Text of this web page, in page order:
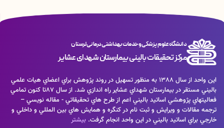
دانشگاه علوم پزشکی و خدمات بهداشتی درمانی لرستان
مرکز تحقیقات بالینی بیمارستان شهدای عشایر
اين واحد از سال 1388 به منظور تسهيل در روند پژوهش براي اعضاي هيات علمي
باليني مستقر در بيمارستان شهداي عشاير راه اندازي شد. از سال 87تا كنون تمامي
فعاليتهاي پژوهشي اساتيد باليني اعم از طرح هاي تحقيقاتي - مقاله نويسي –
ترجمه مقالات و ويرايش و ثبت نام در كنگره و همايش هاي بين المللي و داخلي و
خارجي براي اساتيد باليني در اين واحد انجام گرفت. بیشتر